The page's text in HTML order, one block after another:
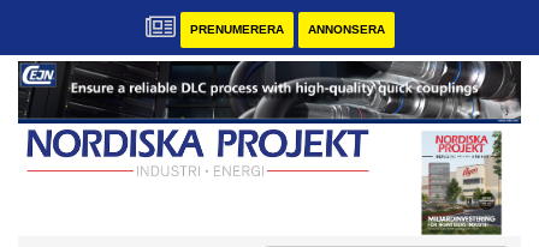
PRENUMERERA ANNONSERA